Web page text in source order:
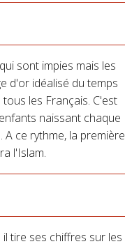
sont impies mais les
d'or idéalisé du temps
les Français. C'est
naissant chaque
ce rythme, la première
l'Islam.
tire ses chiffres sur les